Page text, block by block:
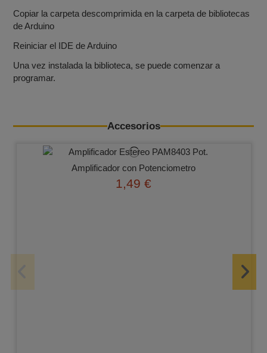
Copiar la carpeta descomprimida en la carpeta de bibliotecas
de Arduino
Reiniciar el IDE de Arduino
Una vez instalada la biblioteca, se puede comenzar a
programar.
Accesorios
Amplificador con Potenciometro
1,49 €